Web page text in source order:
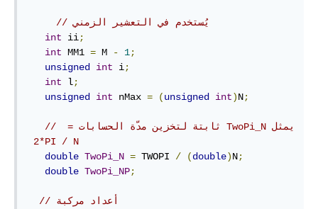
// يُستخدم في التعشير الزمني
int ii;
int MM1 = M - 1;
unsigned int i;
int l;
unsigned int nMax = (unsigned int)N;
// ‫يمثل TwoPi_N ثابتة لتخزين مدّة الحسابات =
‪ 2*PI / N
double TwoPi_N = TWOPI / (double)N;
double TwoPi_NP;
// أعداد مركبة